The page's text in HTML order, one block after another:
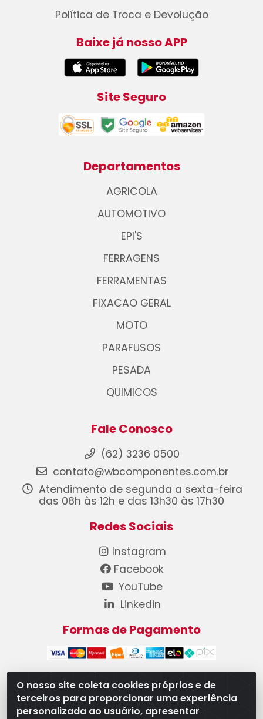
O nosso site coleta cookies próprios e de
terceiros para proporcionar uma experiência
personalizada ao usuário, apresentar
Política de Troca e Devolução
Baixe já nosso APP
Site Seguro
Departamentos
AGRICOLA
AUTOMOTIVO
EPI'S
FERRAGENS
FERRAMENTAS
FIXACAO GERAL
MOTO
PARAFUSOS
PESADA
QUIMICOS
Fale Conosco
(62) 3236 0500
contato@wbcomponentes.com.br
Atendimento de segunda a sexta-feira
das 08h às 12h e das 13h30 às 17h30
Redes Sociais
Instagram
Facebook
YouTube
Linkedin
Formas de Pagamento
WB Componentes Automotivos LTDA - CNPJ
08.528.393/0001-12 - Rua do Níquel, 667 - Parque